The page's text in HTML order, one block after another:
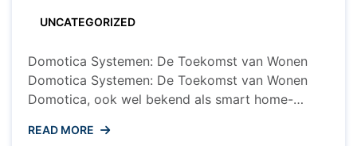
UNCATEGORIZED
Domotica Systemen: De Toekomst van Wonen
Domotica Systemen: De Toekomst van Wonen
Domotica, ook wel bekend als smart home-
huizen beheren en ervaren revolutionair
READ MORE